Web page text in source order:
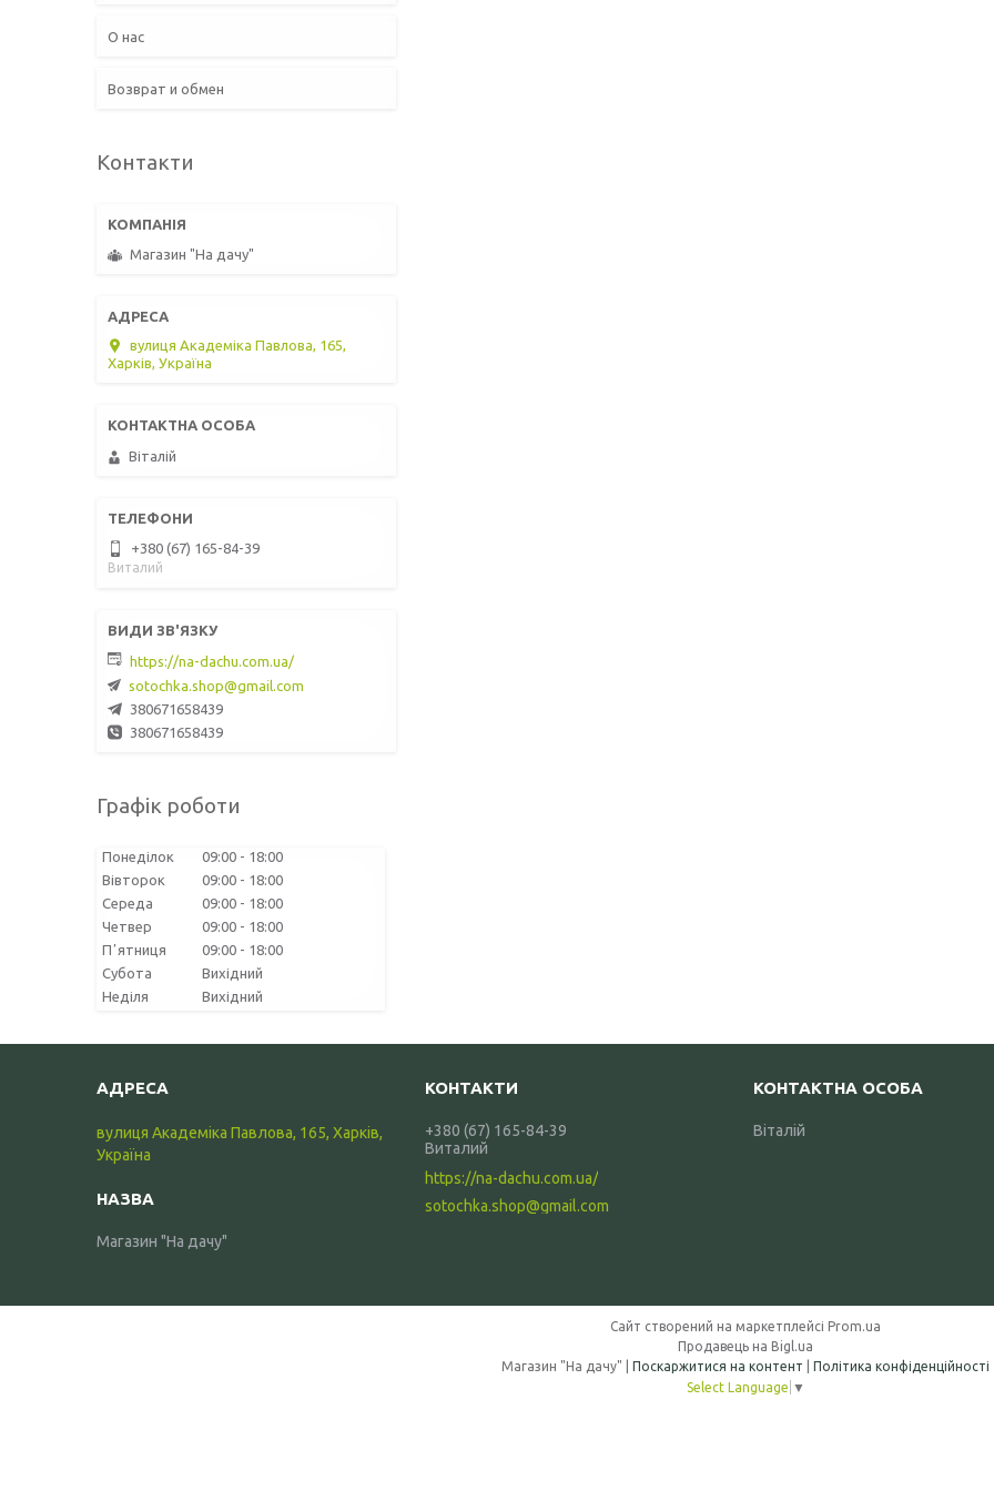
О нас
Возврат и обмен
Контакти
Магазин "На дачу"
вулиця Академіка Павлова, 165,
Харків, Україна
Віталій
+380 (67) 165-84-39
Виталий
https://na-dachu.com.ua/
sotochka.shop@gmail.com
380671658439
380671658439
Графік роботи
Понеділок 09:00
18:00
Вівторок
09:00
18:00
Середа
09:00
18:00
Четвер
09:00
18:00
Пʼятниця
09:00
18:00
Субота
Вихідний
Неділя
Вихідний
вулиця Академіка Павлова, 165, Харків,
Україна
Магазин "На дачу"
+380 (67) 165-84-39
Виталий
https://na-dachu.com.ua/
sotochka.shop@gmail.com
Віталій
Сайт створений на маркетплейсі Prom.ua
Продавець на Bigl.ua
Поскаржитися на контент
Політика конфіденційності
Select Language ▼